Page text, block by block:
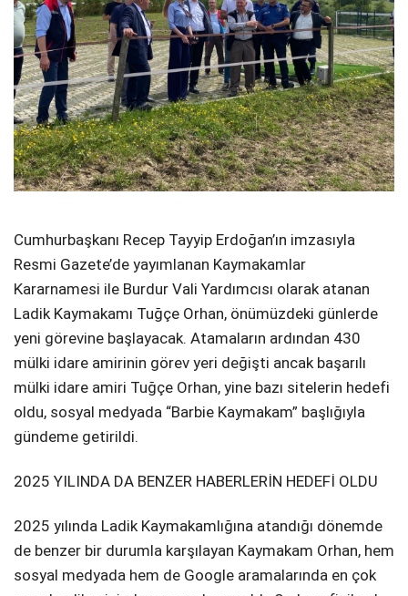
Cumhurbaşkanı Recep Tayyip Erdoğan’ın imzasıyla
Resmi Gazete’de yayımlanan Kaymakamlar
Kararnamesi ile Burdur Vali Yardımcısı olarak atanan
Ladik Kaymakamı Tuğçe Orhan, önümüzdeki günlerde
yeni görevine başlayacak. Atamaların ardından 430
mülki idare amirinin görev yeri değişti ancak başarılı
mülki idare amiri Tuğçe Orhan, yine bazı sitelerin hedefi
oldu, sosyal medyada “Barbie Kaymakam” başlığıyla
gündeme getirildi.
2025 YILINDA DA BENZER HABERLERİN HEDEFİ OLDU
2025 yılında Ladik Kaymakamlığına atandığı dönemde
de benzer bir durumla karşılayan Kaymakam Orhan, hem
sosyal medyada hem de Google aramalarında en çok